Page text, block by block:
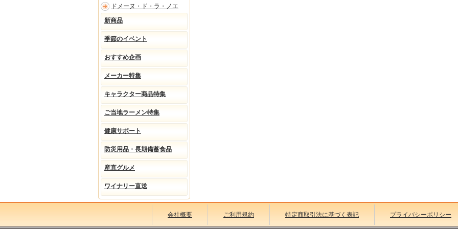
ドメーヌ・ド・ラ・ノエ
新商品
季節のイベント
おすすめ企画
メーカー特集
キャラクター商品特集
ご当地ラーメン特集
健康サポート
防災用品・長期備蓄食品
産直グルメ
ワイナリー直送
会社概要 ご利用規約 特定商取引法に基づく表記 プライバシーポリシー